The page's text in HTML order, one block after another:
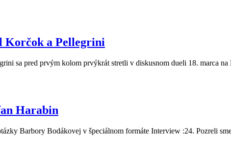
Korčok a Pellegrini
sa pred prvým kolom prvýkrát stretli v diskusnom dueli 18. marca
Harabin
Barbory Bodákovej v špeciálnom formáte Interview :24. Pozreli